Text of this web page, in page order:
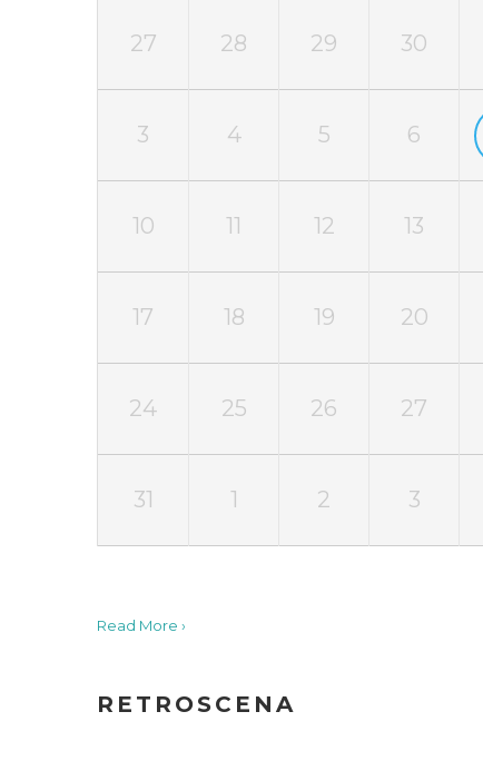
27 28 29 30
3 4 5 6
10 11 12 13
17 18 19 20
24 25 26 27
31 1 2 3
Read More ›
RETROSCENA